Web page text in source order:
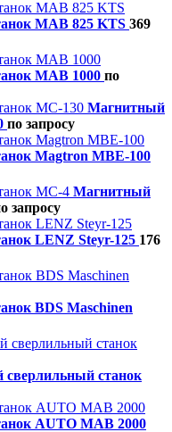
MAB 825 KTS 369
MAB 1000 по
Магнитный
по запросу
Magtron МBE-100
Магнитный
запросу
LENZ Steyr-125 176
BDS Maschinen
станок
AUTO MAB 2000